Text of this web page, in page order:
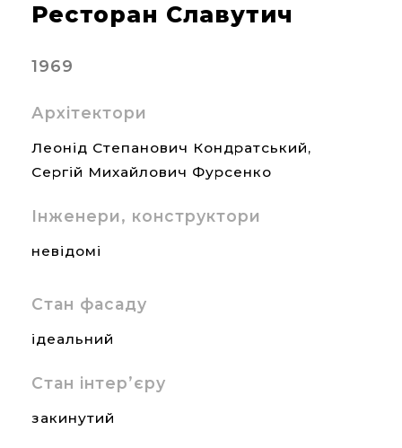
Ресторан Славутич
1969
Архітектори
Леонід Степанович Кондратський,
Сергій Михайлович Фурсенко
Інженери, конструктори
невідомі
Стан фасаду
ідеальний
Стан інтер’єру
закинутий